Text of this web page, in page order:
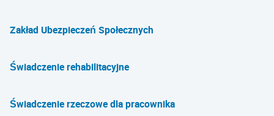
Zakład Ubezpieczeń Społecznych
Świadczenie rehabilitacyjne
Świadczenie rzeczowe dla pracownika